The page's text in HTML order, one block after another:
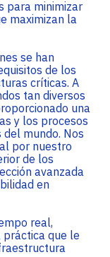
para minimizar
maximizan la
se han
de los
críticas. A
tan diversos
una
y los procesos
mundo. Nos
por nuestro
de los
avanzada
en
real,
práctica que le